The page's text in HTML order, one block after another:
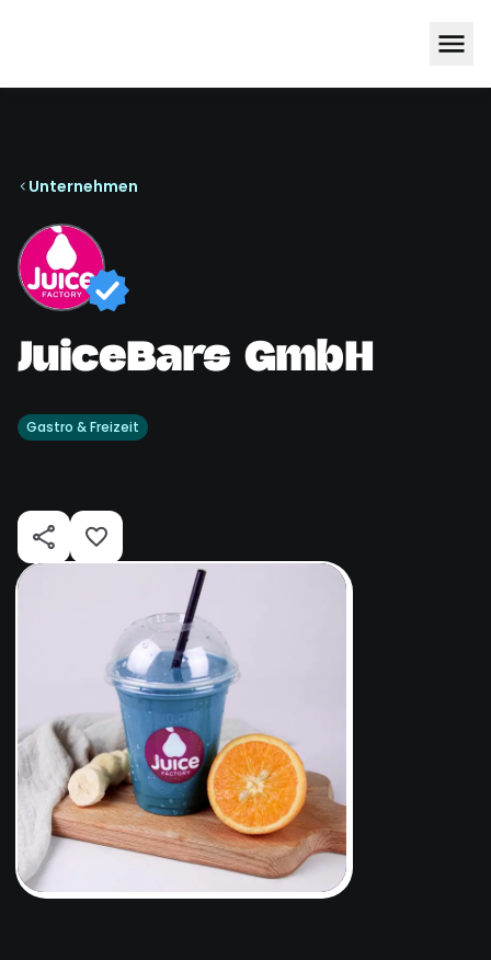
Unternehmen
JuiceBars GmbH
Gastro & Freizeit